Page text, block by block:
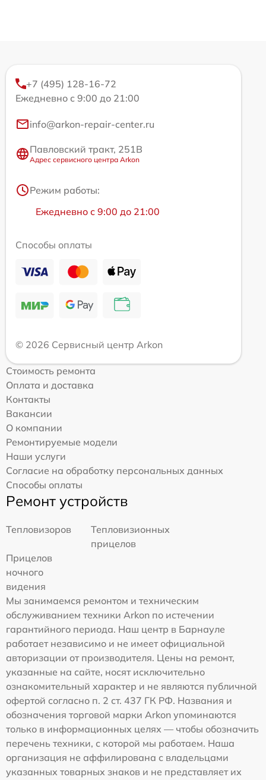
+7 (495) 128-16-72
Ежедневно с 9:00 до 21:00
info@arkon-repair-center.ru
Павловский тракт, 251В
Адрес сервисного центра Arkon
Режим работы:
Ежедневно с 9:00 до 21:00
Способы оплаты
© 2026 Сервисный центр Arkon
Стоимость ремонта
Оплата и доставка
Контакты
Вакансии
О компании
Ремонтируемые модели
Наши услуги
Согласие на обработку персональных данных
Способы оплаты
Ремонт устройств
Тепловизоров
Тепловизионных
прицелов
Прицелов
ночного
видения
Мы занимаемся ремонтом и техническим
обслуживанием техники Arkon по истечении
гарантийного периода. Наш центр в Барнауле
работает независимо и не имеет официальной
авторизации от производителя. Цены на ремонт,
указанные на сайте, носят исключительно
ознакомительный характер и не являются публичной
офертой согласно п. 2 ст. 437 ГК РФ. Названия и
обозначения торговой марки Arkon упоминаются
только в информационных целях — чтобы обозначить
перечень техники, с которой мы работаем. Наша
организация не аффилирована с владельцами
указанных товарных знаков и не представляет их